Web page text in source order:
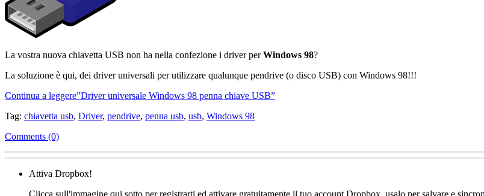
La vostra nuova chiavetta USB non ha nella confezione i driver perWindows 98?
La soluzione è qui, dei driver universali per utilizzare qualunque pendrive (o disco USB) con Windows 98!!!
Continua a leggere”Driver universale Windows 98 penna chiave USB”
Tag: chiavetta usb, Driver, pendrive, penna usb, usb, Windows 98
Comments (0)
Attiva Dropbox!
Clicca sull'immagine qui sotto per registrarti ed attivare gratuitamente il tuo account Dropbox, usalo per salvare e